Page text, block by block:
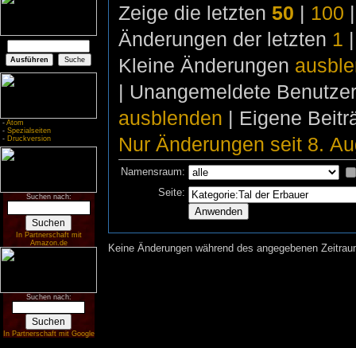
- Atom
- Spezialseiten
- Druckversion
Suchen nach:
In Partnerschaft mit
Amazon.de
Suchen nach:
In Partnerschaft mit Google
Zeige die letzten 50 | 100
Änderungen der letzten 1
Kleine Änderungen
| Unangemeldete
ausblenden | Eigene
Nur Änderungen seit 8.
Namensraum:
Seite:
Keine Änderungen während des angegebenen